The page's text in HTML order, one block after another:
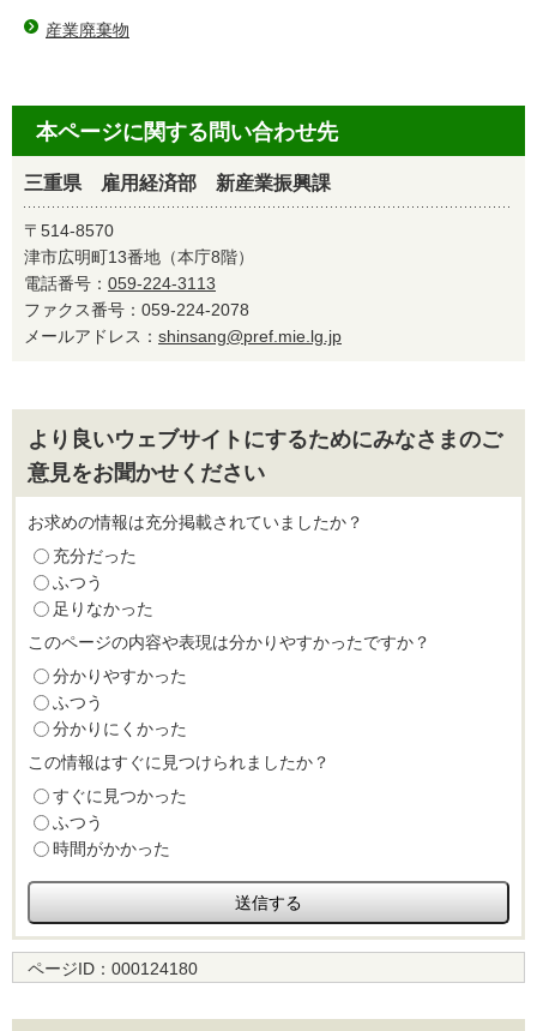
産業廃棄物
本ページに関する問い合わせ先
三重県 雇用経済部 新産業振興課
〒514-8570
津市広明町13番地（本庁8階）
電話番号： 059-224-3113
ファクス番号：059-224-2078
メールアドレス： shinsang@pref.mie.lg.jp
より良いウェブサイトにするためにみなさまのご
意見をお聞かせください
お求めの情報は充分掲載されていましたか？
充分だった
ふつう
足りなかった
このページの内容や表現は分かりやすかったですか？
分かりやすかった
ふつう
分かりにくかった
この情報はすぐに見つけられましたか？
すぐに見つかった
ふつう
時間がかかった
ページID： 000124180